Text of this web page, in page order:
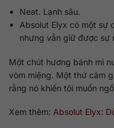
Neat. Lạnh sâu.
Absolut Elyx có một sự
nhưng vẫn giữ được sự
Một chút hương bánh mì
vòm miệng. Một thứ cảm
rằng nó khiến tôi muốn
Xem thêm: Absolut Elyx: